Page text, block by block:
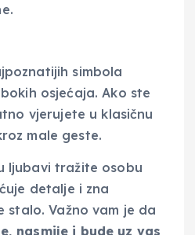
simbola
osjećaja. Ako ste
vjerujete u klasičnu
male geste.
ljubavi tražite osobu
detalje i zna
stalo. Važno vam je da
nasmije i bude uz vas